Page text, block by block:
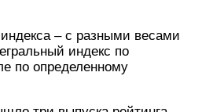
– с разными весами
индекс по
по определенному